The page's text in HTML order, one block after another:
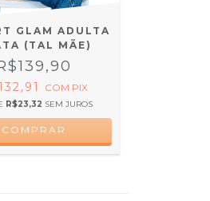
GLAM ADULTA
(TAL MÃE)
COM PIX
R$23,32 SEM JUROS
COMPRAR